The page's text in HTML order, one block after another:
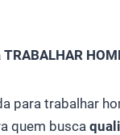
para trabalhar
quem busca